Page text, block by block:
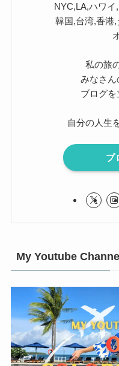
NYC,LA,ハワ
韓国,台湾,香港
私の旅
みなさん
ブログを
自分の人生
プ
My Youtube Channel